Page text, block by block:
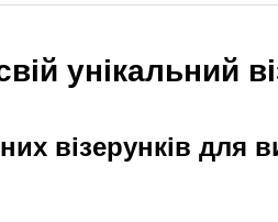
унікальний
візерунків для